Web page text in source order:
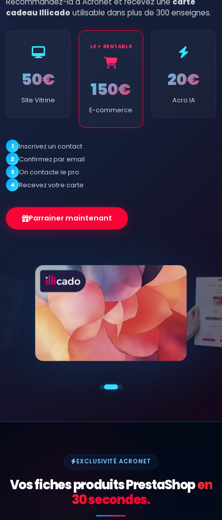
cadeau Illicado utilisable dans plus de 300 enseignes.
50€
Site Vitrine
LE + RENTABLE
150€
E-commerce
20€
Acro IA
1 Inscrivez un contact
2 Confirmez par email
3 On contacte le pro
4 Recevez votre carte
Parrainer maintenant
EXCLUSIVITÉ ACRONET
Vos fiches produits PrestaShopen
30 secondes.